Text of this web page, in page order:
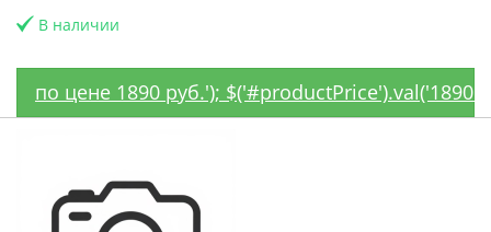
В наличии
по цене 1890 руб.');